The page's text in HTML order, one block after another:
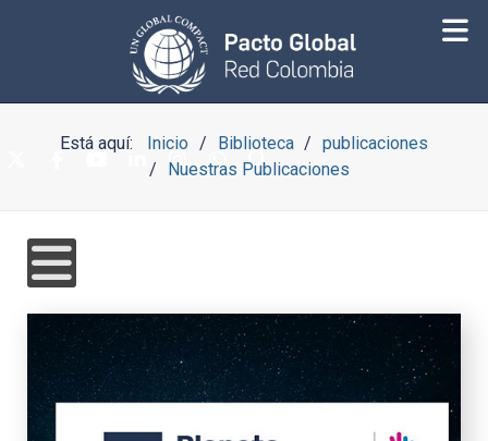
Está aquí: Inicio Biblioteca
publicaciones
Nuestras Publicaciones